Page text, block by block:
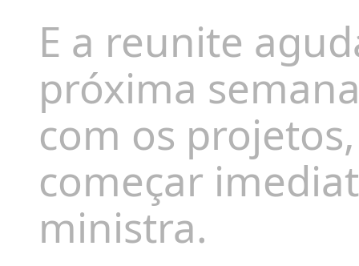
E a reunite
próxima
com os
começar
ministra.